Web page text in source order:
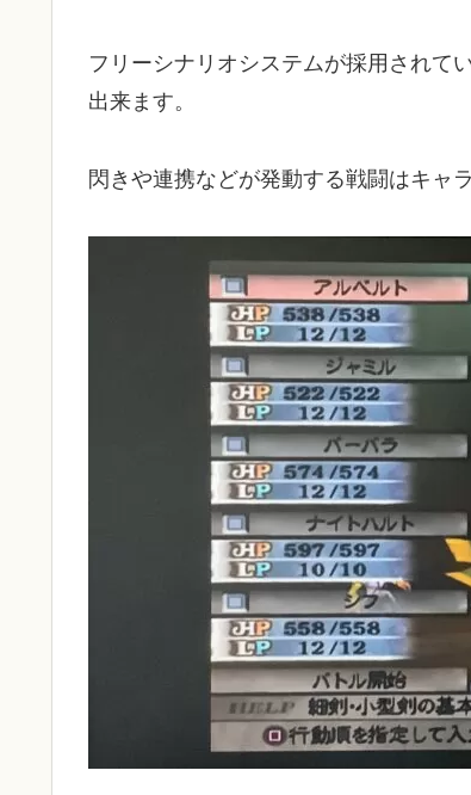
フリーシナリオシステムが採用されて
出来ます。
閃きや連携などが発動する戦闘はキャ